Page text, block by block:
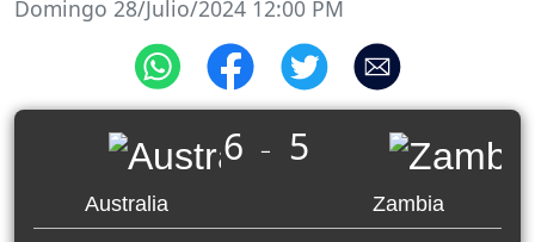
Domingo 28/Julio/2024 12:00 PM
Australia
6 _ 5
Zambia